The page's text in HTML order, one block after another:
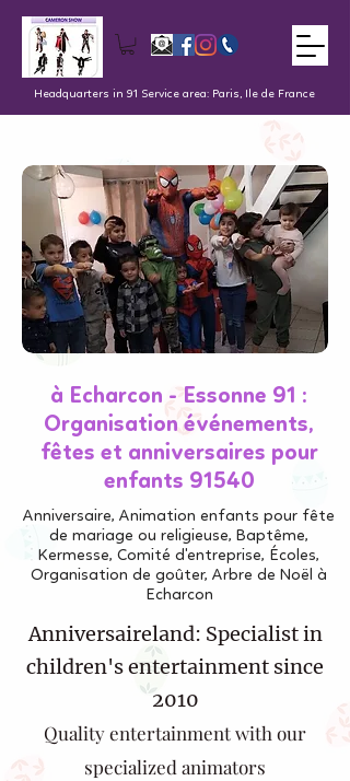
Headquarters in 91 Service area: Paris, Ile de France
à Echarcon - Essonne 91 :
Organisation événements,
fêtes et anniversaires pour
enfants 91540
Anniversaire, Animation enfants pour fête
de mariage ou religieuse, Baptême,
Kermesse, Comité d'entreprise, Écoles,
Organisation de goûter, Arbre de Noël à
Echarcon
Anniversaireland: Specialist in
children's entertainment since
2010
Quality entertainment with our
specialized animators